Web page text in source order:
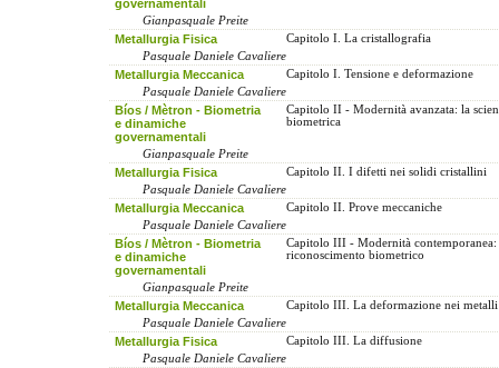
governamentali
Gianpasquale Preite
Metallurgia Fisica
Capitolo I. La cristallografia
Pasquale Daniele Cavaliere
Metallurgia Meccanica
Capitolo I. Tensione e deformazione
Pasquale Daniele Cavaliere
Bíos / Mètron - Biometria
e dinamiche
governamentali
Capitolo II - Modernità avanzata: la
biometrica
Gianpasquale Preite
Metallurgia Fisica
Capitolo II. I difetti nei solidi cristallini
Pasquale Daniele Cavaliere
Metallurgia Meccanica
Capitolo II. Prove meccaniche
Pasquale Daniele Cavaliere
Bíos / Mètron - Biometria
e dinamiche
governamentali
Capitolo III - Modernità
riconoscimento biometrico
Gianpasquale Preite
Metallurgia Meccanica
Capitolo III. La deformazione nei
Pasquale Daniele Cavaliere
Metallurgia Fisica
Capitolo III. La diffusione
Pasquale Daniele Cavaliere